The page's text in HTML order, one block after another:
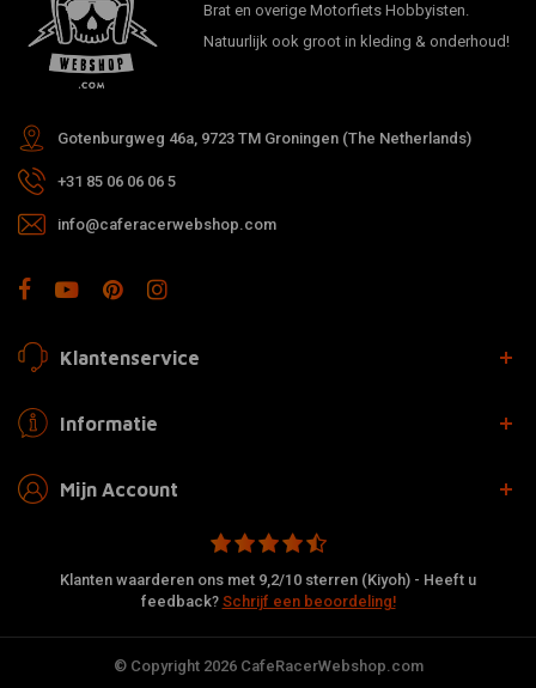
Brat en overige Motorfiets Hobbyisten.
Natuurlijk ook groot in kleding & onderhoud!
Gotenburgweg 46a, 9723 TM Groningen (The Netherlands)
+31 85 06 06 06 5
info@caferacerwebshop.com
Klantenservice
Informatie
Mijn Account
Klanten waarderen ons met 9,2/10 sterren (Kiyoh) - Heeft u
feedback? Schrijf een beoordeling!
© Copyright 2026 CafeRacerWebshop.com